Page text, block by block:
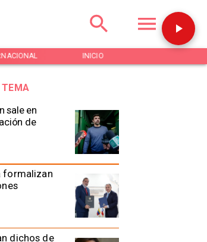
INICIO
sale en
de
formalizan
dichos de
TEMA